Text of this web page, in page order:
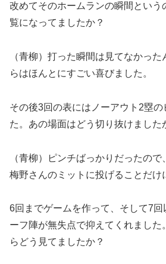
改めてそのホームランの瞬間という
覧になってましたか？
（青柳）打った瞬間は見てなかっ
らはほんとにすごい喜びました。
その後3回の表にはノーアウト2塁の
た。あの場面はどう切り抜けました
（青柳）ピンチばっかりだったので
梅野さんのミットに投げることだけ
6回までゲームを作って、そして7回
ーフ陣が無失点で抑えてくれました
らどう見てましたか？